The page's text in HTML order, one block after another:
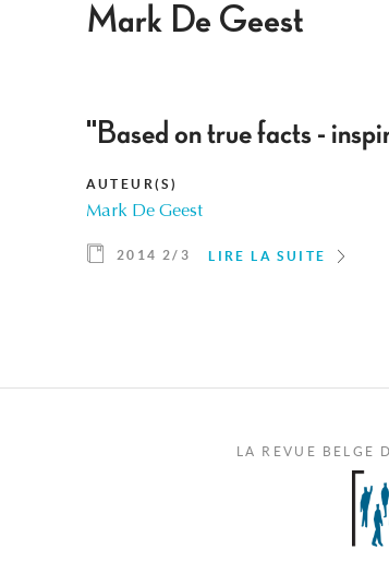
Mark De Geest
"Based on true facts -
AUTEUR(S)
Mark De Geest
2014 2/3 LIRE LA SUITE
LA REVUE